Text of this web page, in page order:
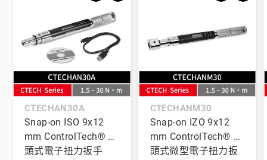
CTECHAN30A
Snap-on ISO 9x12
mm ControlTech® 換
頭式電子扭力扳手
CTECHANM30
Snap-on IZO 9x12
mm ControlTech® 換
頭式微型電子扭力扳